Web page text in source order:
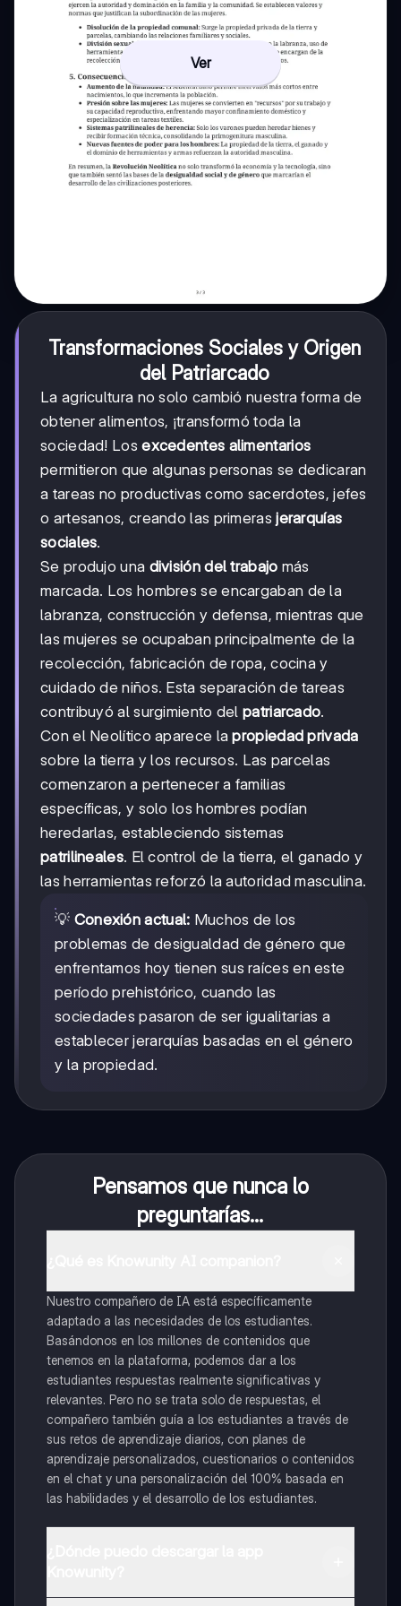
Ver
Transformaciones Sociales y Origen
del Patriarcado
La agricultura no solo cambió nuestra forma de
obtener alimentos, ¡transformó toda la
sociedad! Losexcedentes alimentarios
permitieron que algunas personas se dedicaran
a tareas no productivas como sacerdotes, jefes
o artesanos, creando las primerasjerarquías
sociales.
Se produjo una división del trabajo más
marcada. Los hombres se encargaban de la
labranza, construcción y defensa, mientras que
las mujeres se ocupaban principalmente de la
recolección, fabricación de ropa, cocina y
cuidado de niños. Esta separación de tareas
contribuyó al surgimiento delpatriarcado.
Con el Neolítico aparece lapropiedad privada
sobre la tierra y los recursos. Las parcelas
comenzaron a pertenecer a familias
específicas, y solo los hombres podían
heredarlas, estableciendo sistemas
patrilineales. El control de la tierra, el ganado y
las herramientas reforzó la autoridad masculina.
💡 Conexión actual: Muchos de los
problemas de desigualdad de género que
enfrentamos hoy tienen sus raíces en este
período prehistórico, cuando las
sociedades pasaron de ser igualitarias a
establecer jerarquías basadas en el género
y la propiedad.
Pensamos que nunca lo
preguntarías...
Nuestro compañero de IA está específicamente
adaptado a las necesidades de los estudiantes.
Basándonos en los millones de contenidos que
tenemos en la plataforma, podemos dar a los
estudiantes respuestas realmente significativas y
relevantes. Pero no se trata solo de respuestas, el
compañero también guía a los estudiantes a través de
sus retos de aprendizaje diarios, con planes de
aprendizaje personalizados, cuestionarios o contenidos
en el chat y una personalización del 100% basada en
las habilidades y el desarrollo de los estudiantes.